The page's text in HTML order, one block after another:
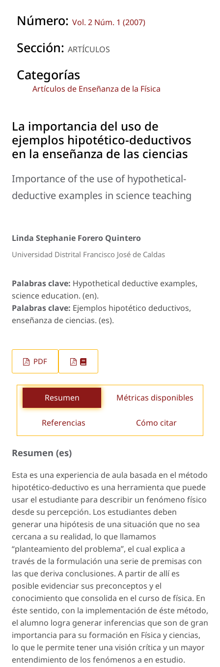
Número: Vol. 2 Núm. 1 (2007)
Sección: ARTÍCULOS
Categorías
Artículos de Enseñanza de la Física
La importancia del uso de
ejemplos hipotético-deductivos
en la enseñanza de las ciencias
Importance of the use of hypothetical-
deductive examples in science teaching
Linda Stephanie Forero Quintero
Universidad Distrital Francisco José de Caldas
Palabras clave: Hypothetical deductive examples,
science education. (en).
Palabras clave: Ejemplos hipotético deductivos,
enseñanza de ciencias. (es).
PDF
Resumen Métricas disponibles
Referencias Cómo citar
Resumen (es)
Esta es una experiencia de aula basada en el método
hipotético-deductivo es una herramienta que puede
usar el estudiante para describir un fenómeno físico
desde su percepción. Los estudiantes deben
generar una hipótesis de una situación que no sea
cercana a su realidad, lo que llamamos
“planteamiento del problema”, el cual explica a
través de la formulación una serie de premisas con
las que deriva conclusiones. A partir de allí es
posible evidenciar sus preconceptos y el
conocimiento que consolida en el curso de física. En
éste sentido, con la implementación de éste método,
el alumno logra generar inferencias que son de gran
importancia para su formación en Física y ciencias,
lo que le permite tener una visión crítica y un mayor
entendimiento de los fenómenos a en estudio.